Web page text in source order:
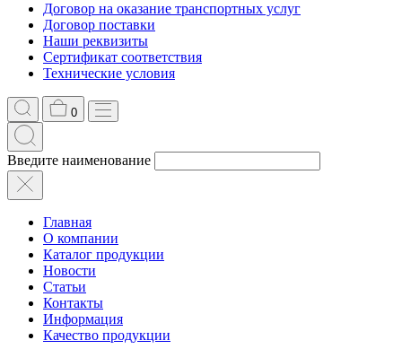
Договор на оказание транспортных услуг
Договор поставки
Наши реквизиты
Сертификат соответствия
Технические условия
0
Введите наименование
Главная
О компании
Каталог продукции
Новости
Статьи
Контакты
Информация
Качество продукции